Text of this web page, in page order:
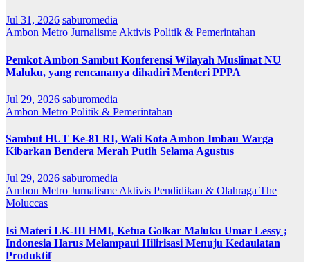
Jul 31, 2026 saburomedia
Ambon Metro Jurnalisme Aktivis Politik & Pemerintahan
Pemkot Ambon Sambut Konferensi Wilayah Muslimat NU
Maluku, yang rencananya dihadiri Menteri PPPA
Jul 29, 2026 saburomedia
Ambon Metro Politik & Pemerintahan
Sambut HUT Ke-81 RI, Wali Kota Ambon Imbau Warga
Kibarkan Bendera Merah Putih Selama Agustus
Jul 29, 2026 saburomedia
Ambon Metro Jurnalisme Aktivis Pendidikan & Olahraga The
Moluccas
Isi Materi LK-III HMI, Ketua Golkar Maluku Umar Lessy ;
Indonesia Harus Melampaui Hilirisasi Menuju Kedaulatan
Produktif